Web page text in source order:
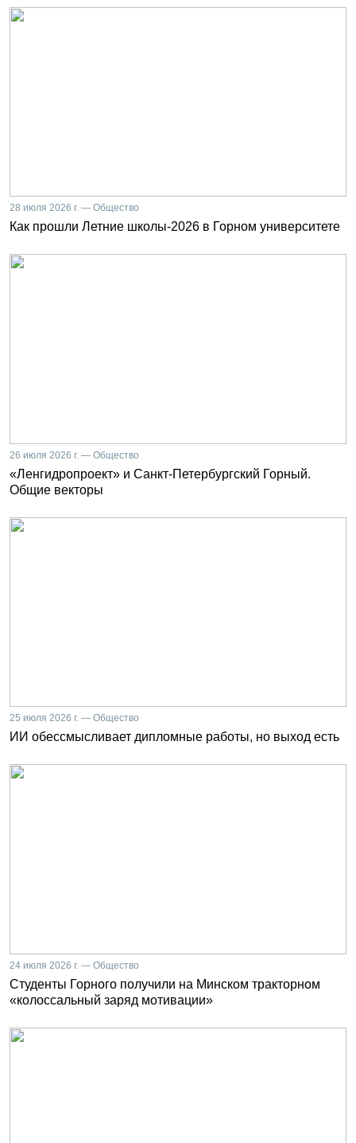
28 июля 2026 г. — Общество
Как прошли Летние школы-2026 в Горном университете
26 июля 2026 г. — Общество
«Ленгидропроект» и Санкт-Петербургский Горный.
Общие векторы
25 июля 2026 г. — Общество
ИИ обессмысливает дипломные работы, но выход есть
24 июля 2026 г. — Общество
Студенты Горного получили на Минском тракторном
«колоссальный заряд мотивации»